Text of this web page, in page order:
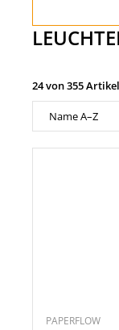
24 von 355 Artikel
PAPERFLOW